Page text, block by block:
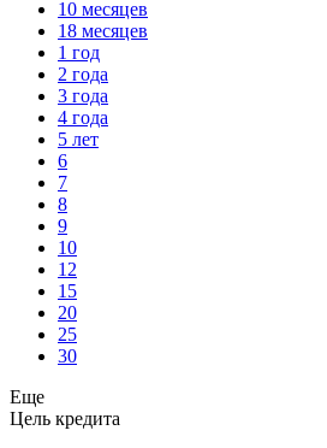
10 месяцев
18 месяцев
1 год
2 года
3 года
4 года
5 лет
6
7
8
9
10
12
15
20
25
30
Еще
Цель кредита